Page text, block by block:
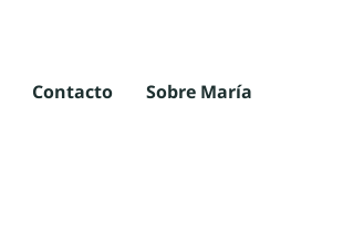
Contacto Sobre María